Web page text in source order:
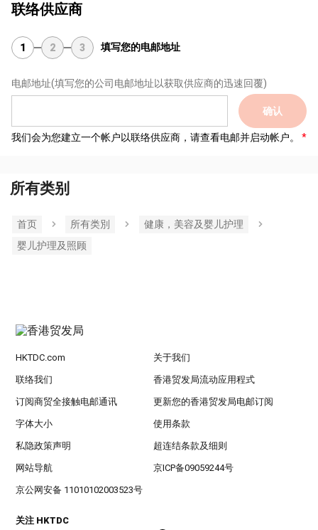
联络供应商
1 2 3 填写您的电邮地址
电邮地址(填写您的公司电邮地址以获取供应商的迅速回覆)
确认
我们会为您建立一个帐户以联络供应商，请查看电邮并启动帐户。
所有类别
首页 所有类別
健康，美容及婴儿护理
婴儿护理及照顾
HKTDC.com 关于我们
联络我们 香港贸发局流动应用程式
订阅商贸全接触电邮通讯 更新您的香港贸发局电邮订阅
字体大小 使用条款
私隐政策声明 超连结条款及细则
网站导航 京ICP备09059244号
京公网安备 11010102003523号
关注 HKTDC